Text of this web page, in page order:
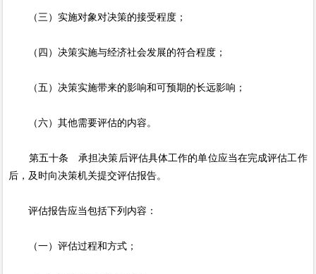
（三）实施对象对决策的接受程度；
（四）决策实施与经济社会发展的符合程度；
（五）决策实施带来的影响和可预期的长远影响；
（六）其他需要评估的内容。
第五十条 承担决策后评估具体工作的单位应当在完成评估工作
后，及时向决策机关提交评估报告。
评估报告应当包括下列内容：
（一）评估过程和方式；